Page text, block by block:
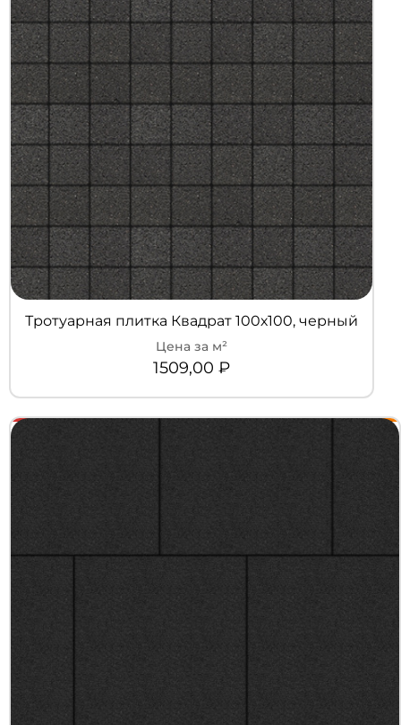
zakaz@kedr.agency
Тротуарная плитка Квадрат 100х100, черный
1509,00 ₽